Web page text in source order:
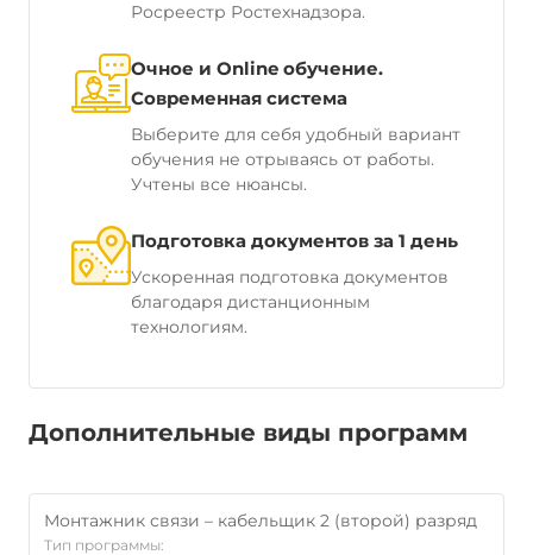
Росреестр Ростехнадзора.
Очное и Online обучение.
Современная система
Выберите для себя удобный вариант
обучения не отрываясь от работы.
Учтены все нюансы.
Подготовка документов за 1 день
Ускоренная подготовка документов
благодаря дистанционным
технологиям.
Дополнительные виды программ
Монтажник связи – кабельщик 2 (второй) разряд
Тип программы: